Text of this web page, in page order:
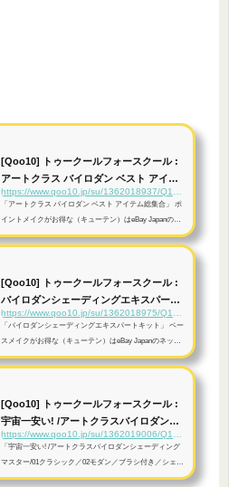
[Qoo10] トゥークールフォースクール :
アートクラス バイロダン ベスト アイテ :
...
「アートクラス バイロダン ベスト アイテム総集合」 ポ
イントメイクがお得な（キューテン）はeBay Japanのネ
ット通販サイトです。
[Qoo10] トゥークールフォースクール :
バイロダンシェーディングエキスパート
キッ...
「バイロダンシェーディングエキスパートキット」 ベー
スメイクがお得な（キューテン）はeBay Japanのネット
通販サイトです。
[Qoo10] トゥークールフォースクール :
宇宙一安い! /アートクラスバイロダンシ :
...
「宇宙一安い! /アートクラスバイロダンシェーディング
マスター/01クラシック／02モダン／ブラシ付き／シェー
ディング」 ベースメイクがお得な（キューテン）はeBay